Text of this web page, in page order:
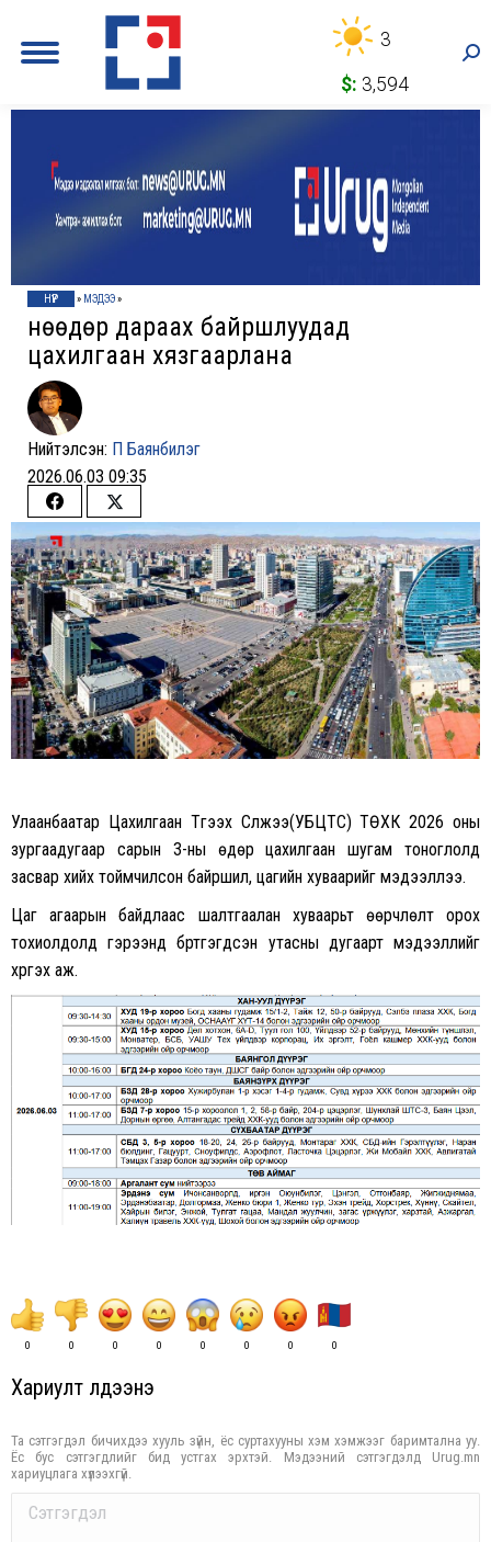
3
$: 3,594
НҮҮР » МЭДЭЭ»
Өнөөдөр дараах байршлуудад
цахилгаан хязгаарлана
Нийтэлсэн: П Баянбилэг
2026.06.03 09:35
Share
on
Facebook
Share
on
Twitter
Улаанбаатар Цахилгаан Түгээх Сүлжээ(УБЦТС) ТӨХК 2026 оны
зургаадугаар сарын 3-ны өдөр цахилгаан шугам тоноглолд
засвар хийх тоймчилсон байршил, цагийн хуваарийг мэдээллээ.
Цаг агаарын байдлаас шалтгаалан хуваарьт өөрчлөлт орох
тохиолдолд гэрээнд бүртгэгдсэн утасны дугаарт мэдээллийг
хүргэх аж.
0 0 0 0 0 0 0 0
Хариулт үлдээнэ үү
Та сэтгэгдэл бичихдээ хууль зүйн, ёс суртахууны хэм хэмжээг баримтална уу.
Ёс бус сэтгэгдлийг бид устгах эрхтэй. Мэдээний сэтгэгдэлд Urug.mn
хариуцлага хүлээхгүй.
Comment